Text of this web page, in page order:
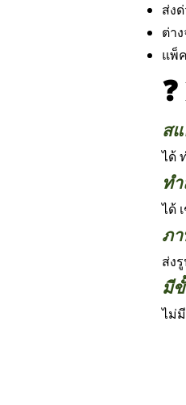
ส่ง
ต่า
แพ็
ส
ได้
ท
ได้
ภ
ส่ง
มี
ไม่